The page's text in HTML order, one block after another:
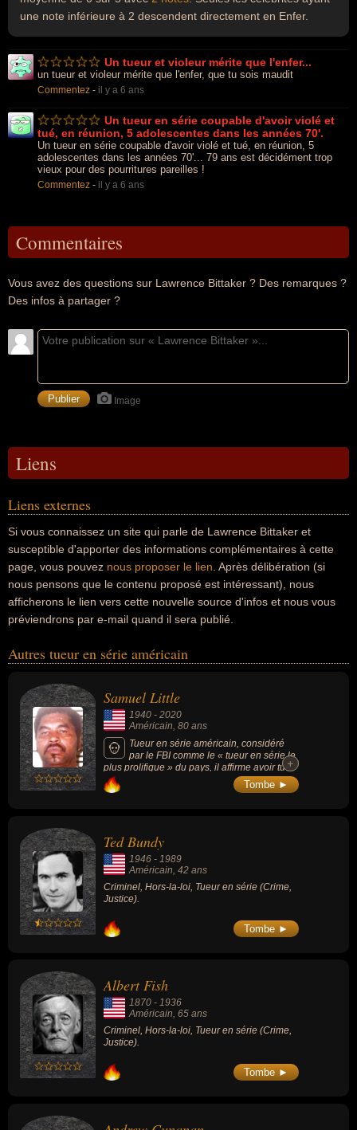
une note inférieure à 2 descendent directement en Enfer.
Un tueur et violeur mérite que l'enfer...
un tueur et violeur mérite que l'enfer, que tu sois maudit
Commentez - il y a 6 ans
Un tueur en série coupable d'avoir violé et
tué, en réunion, 5 adolescentes dans les années 70'.
Un tueur en série coupable d'avoir violé et tué, en réunion, 5
adolescentes dans les années 70'... 79 ans est décidément trop
vieux pour des pourritures pareilles !
Commentez - il y a 6 ans
Commentaires
Vous avez des questions sur Lawrence Bittaker ? Des remarques ?
Des infos à partager ?
Image
Liens
Liens externes
Si vous connaissez un site qui parle de Lawrence Bittaker et
susceptible d'apporter des informations complémentaires à cette
page, vous pouvez nous proposer le lien . Après délibération (si
nous pensons que le contenu proposé est intéressant), nous
afficherons le lien vers cette nouvelle source d'infos et nous vous
préviendrons par e-mail quand il sera publié.
Autres tueur en série américain
Samuel Little
1940 - 2020
Américain, 80 ans
Tueur en série américain, considéré
par le FBI comme le « tueur en série le
plus prolifique » du pays, il affirme avoir tué
pas moins de 93 personnes (notamment de
femmes issues de minorités). Il est le tueur
+
+
Tombe ►
Ted Bundy
1946 - 1989
Américain , 42 ans
Criminel, Hors-la-loi, Tueur en série (Crime,
Justice).
Tombe ►
Albert Fish
1870 - 1936
Américain, 65 ans
Criminel, Hors-la-loi, Tueur en série (Crime,
Justice).
Tombe ►